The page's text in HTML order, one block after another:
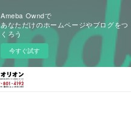
Ameba Owndで
あなただけのホームページやブログをつ
くろう
今すぐ試す